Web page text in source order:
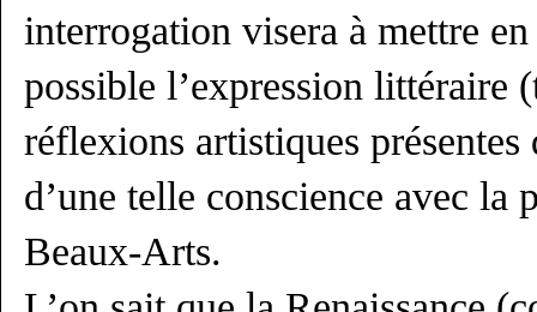
interrogation visera à mettre
possible l’expression littéraire
réflexions artistiques présentes
d’une telle conscience avec la
Beaux-Arts.